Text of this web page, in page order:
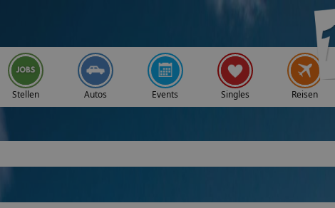
Stellen Autos Events Singles Reisen